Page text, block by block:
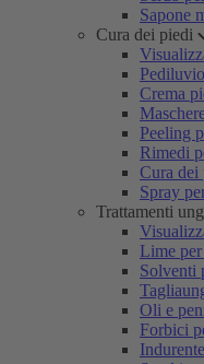
Sapone
Cura dei piedi
Pediluvio
Crema
Peeling
Rimedi
Cura dei
Spray
Trattamenti
Lime
Solventi
Oli e
Forbici